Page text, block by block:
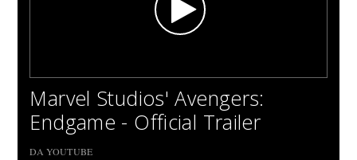
Marvel Studios' Avengers:
Endgame - Official Trailer
DA YOUTUBE